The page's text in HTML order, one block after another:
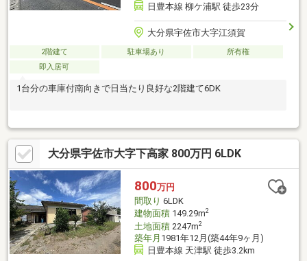
日豊本線 柳ケ浦駅 徒歩23分
大分県宇佐市大字江須賀
2階建て 駐車場あり
所有権
即入居可
1台分の車庫付南向きで日当たり良好な2階建て6DK
大分県宇佐市大字下高家 800万円 6LDK
800万円
間取り 6LDK
建物面積149.29m2
土地面積2247m2
築年月 1981年12月(築44年9ヶ月)
日豊本線 天津駅 徒歩3.2km